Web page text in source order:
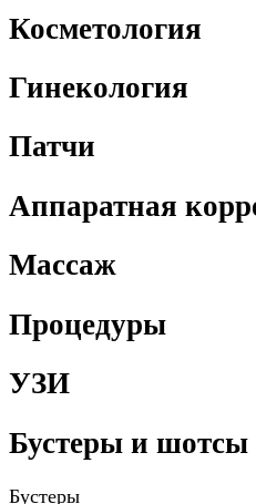
Косметология
Гинекология
Патчи
Аппаратная
Массаж
Процедуры
УЗИ
Бустеры и шотсы
Бустеры